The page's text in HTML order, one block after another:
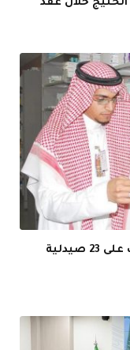
الغذاء والدواء السعودية تفرض غرامات على 23 صيدلية